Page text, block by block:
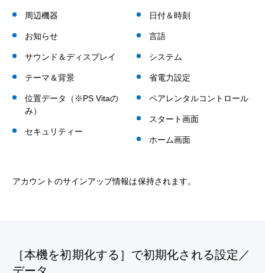
周辺機器
お知らせ
サウンド＆ディスプレイ
テーマ＆背景
位置データ（※PS Vitaの
み）
セキュリティー
日付＆時刻
言語
システム
省電力設定
ペアレンタルコントロール
スタート画面
ホーム画面
アカウントのサインアップ情報は保持されます。
［本機を初期化する］で初期化される設定／